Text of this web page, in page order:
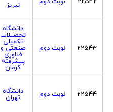
تبریز
22543 نوبت دوم
دانشگاه
تحصیلات
تکمیلی
صنعتی و
فناوری
پیشرفته
کرمان
22544 نوبت دوم دانشگاه
تهران